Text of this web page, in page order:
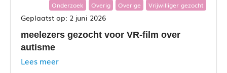
Onderzoek Overig Overige Vrijwilliger gezocht
2 juni 2026
meelezers gezocht voor VR-film over
autisme
Lees meer